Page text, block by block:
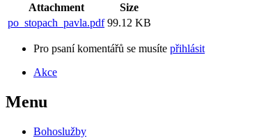
Attachment
Size
po_stopach_pavla.pdf 99.12 KB
Pro psaní komentářů se musíte přihlásit
Akce
Menu
Bohoslužby